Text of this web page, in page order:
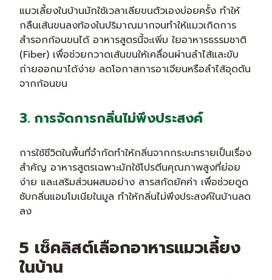
แมวเลี้ยงในบ้านมักใช้เวลาเลียขนตัวเองบ่อยครั้ง ทำให้
กลืนเส้นขนลงท้องในปริมาณมากจนทำให้แมวเกิดการ
สำรอกก้อนขนได้ อาหารสูตรนี้จะเพิ่ม ใยอาหารธรรมชาติ
(Fiber) เพื่อช่วยกวาดเส้นขนให้เคลื่อนผ่านลำไส้และขับ
ถ่ายออกมาได้ง่าย ลดโอกาสการอาเจียนหรือลำไส้อุดตัน
จากก้อนขน
3. การจัดการกลิ่นไม่พึงประสงค์
การใช้ชีวิตในพื้นที่จำกัดทำให้กลิ่นจากกระบะทรายเป็นเรื่อง
สำคัญ อาหารสูตรเฉพาะมักใช้โปรตีนคุณภาพสูงที่ย่อย
ง่าย และเสริมส่วนผสมอย่าง สารสกัดยัคค่า เพื่อช่วยดูด
ซับกลิ่นแอมโมเนียในมูล ทำให้กลิ่นไม่พึงประสงค์ในบ้านลด
ลง
5 เช็คลิสต์เลือกอาหารแมวเลี้ยง
ในบ้าน